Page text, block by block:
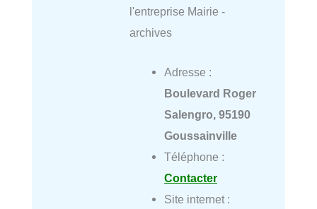
l'entreprise Mairie -
archives
Adresse :
Boulevard Roger
Salengro, 95190
Goussainville
Téléphone :
Contacter
Site internet :